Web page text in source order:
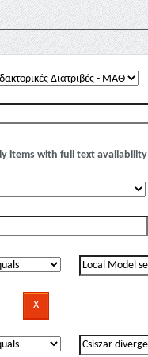
items with full text availability